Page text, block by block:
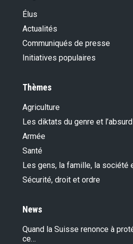
Élus
Actualités
Communiqués de presse
Initiatives populaires
Thèmes
Agriculture
Les diktats du genre et
Armée
Santé
Les gens, la famille, la société
Sécurité, droit et ordre
News
Quand la Suisse renonce à
ce…